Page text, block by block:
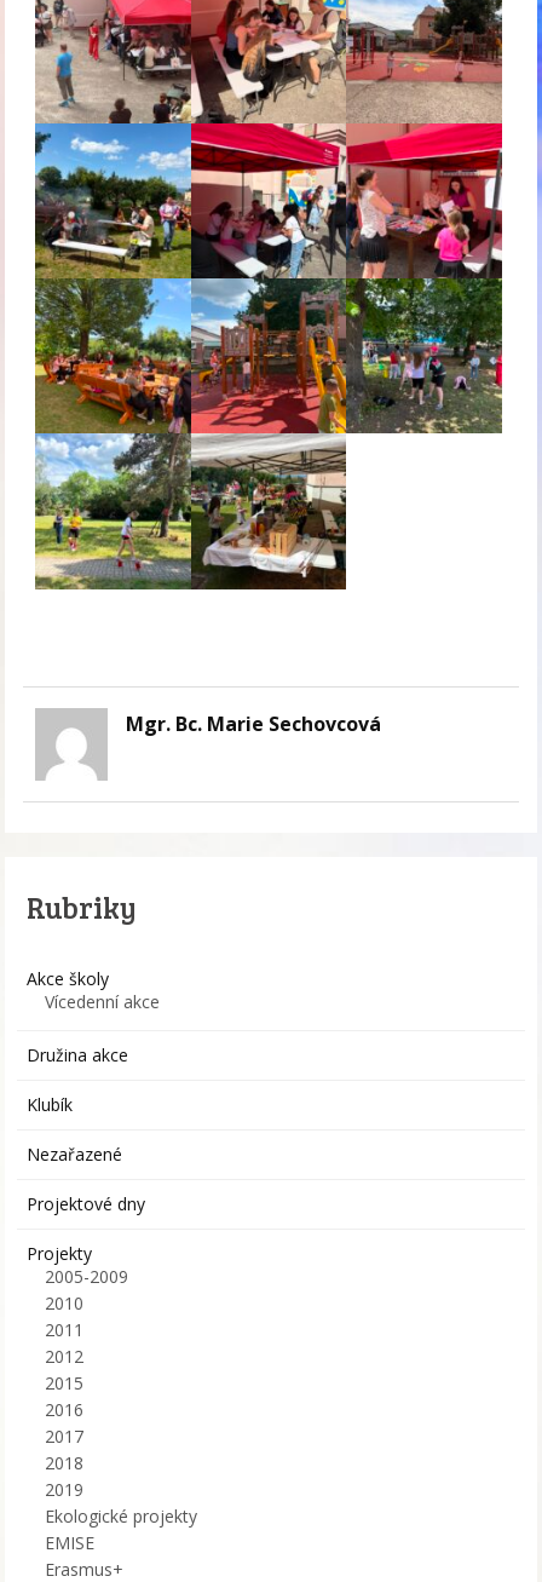
Mgr. Bc. Marie Sechovcová
Rubriky
Akce školy
Vícedenní akce
Družina akce
Klubík
Nezařazené
Projektové dny
Projekty
2005-2009
2010
2011
2012
2015
2016
2017
2018
2019
Ekologické projekty
EMISE
Erasmus+